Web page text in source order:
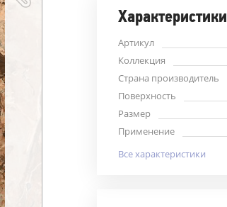
Характеристики
Артикул
Коллекция
Страна производитель
Поверхность
Размер
Применение
Все характеристики